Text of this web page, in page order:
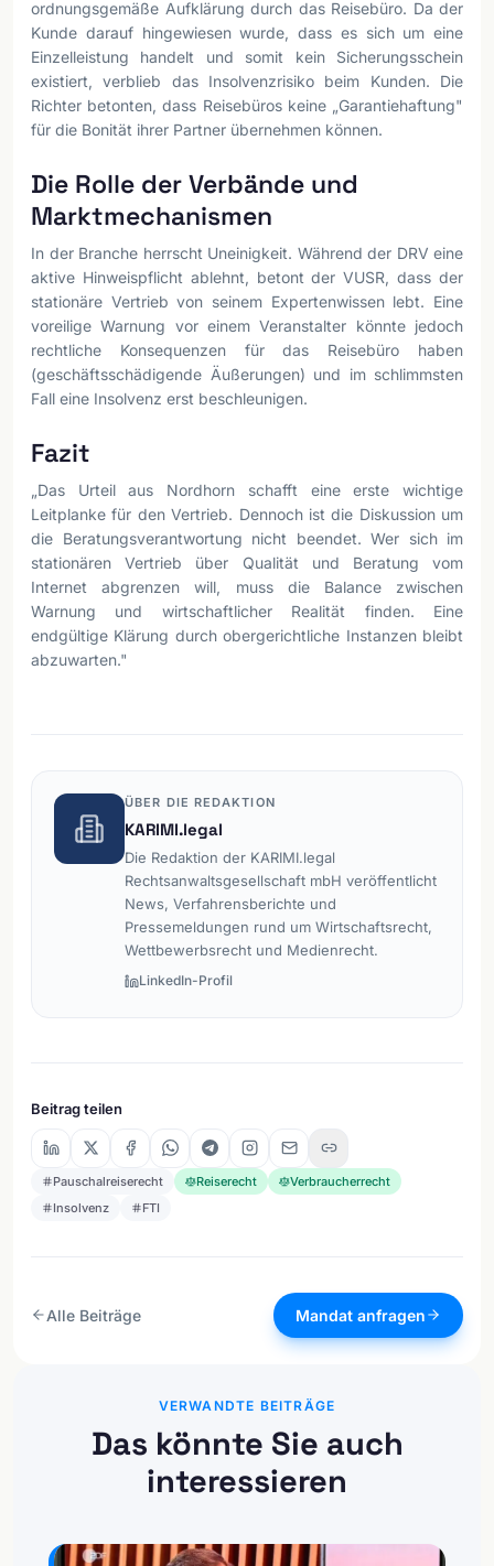
ordnungsgemäße Aufklärung durch das Reisebüro. Da der
Kunde darauf hingewiesen wurde, dass es sich um eine
Einzelleistung handelt und somit kein Sicherungsschein
existiert, verblieb das Insolvenzrisiko beim Kunden. Die
Richter betonten, dass Reisebüros keine „Garantiehaftung"
für die Bonität ihrer Partner übernehmen können.
Die Rolle der Verbände und
Marktmechanismen
In der Branche herrscht Uneinigkeit. Während der DRV eine
aktive Hinweispflicht ablehnt, betont der VUSR, dass der
stationäre Vertrieb von seinem Expertenwissen lebt. Eine
voreilige Warnung vor einem Veranstalter könnte jedoch
rechtliche Konsequenzen für das Reisebüro haben
(geschäftsschädigende Äußerungen) und im schlimmsten
Fall eine Insolvenz erst beschleunigen.
Fazit
„Das Urteil aus Nordhorn schafft eine erste wichtige
Leitplanke für den Vertrieb. Dennoch ist die Diskussion um
die Beratungsverantwortung nicht beendet. Wer sich im
stationären Vertrieb über Qualität und Beratung vom
Internet abgrenzen will, muss die Balance zwischen
Warnung und wirtschaftlicher Realität finden. Eine
endgültige Klärung durch obergerichtliche Instanzen bleibt
abzuwarten."
ÜBER DIE REDAKTION
KARIMI.legal
Die Redaktion der KARIMI.legal
Rechtsanwaltsgesellschaft mbH veröffentlicht
News, Verfahrensberichte und
Pressemeldungen rund um Wirtschaftsrecht,
Wettbewerbsrecht und Medienrecht.
LinkedIn-Profil
Beitrag teilen
Pauschalreiserecht Reiserecht
Verbraucherrecht
Insolvenz
FTI
Alle Beiträge Mandat anfragen
VERWANDTE BEITRÄGE
Das könnte Sie auch
interessieren